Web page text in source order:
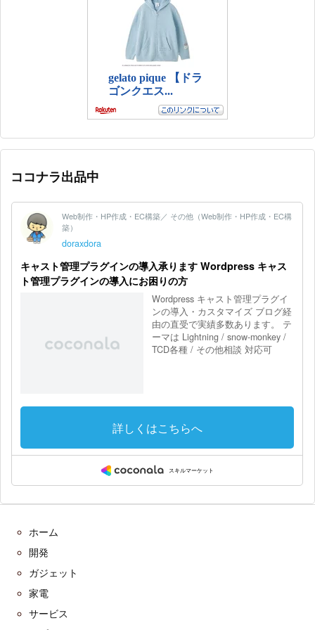
ココナラ出品中
ホーム
開発
ガジェット
家電
サービス